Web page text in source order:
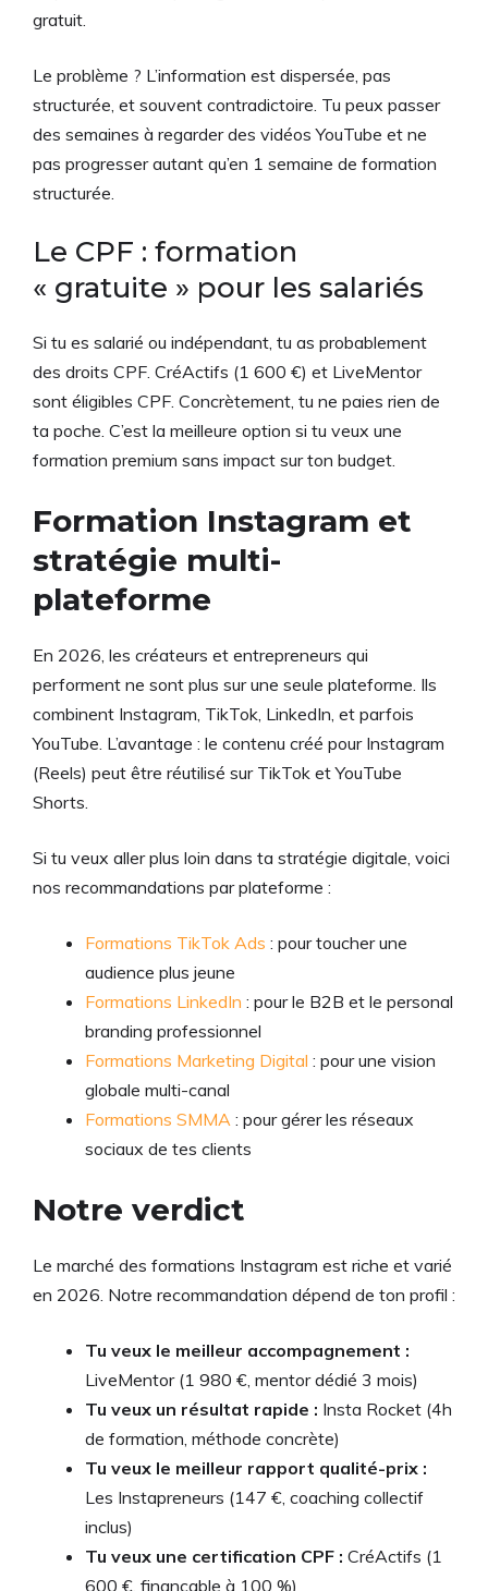
gratuit.
Le problème ? L’information est dispersée, pas
structurée, et souvent contradictoire. Tu peux passer
des semaines à regarder des vidéos YouTube et ne
pas progresser autant qu’en 1 semaine de formation
structurée.
Le CPF : formation
« gratuite » pour les salariés
Si tu es salarié ou indépendant, tu as probablement
des droits CPF. CréActifs (1 600 €) et LiveMentor
sont éligibles CPF. Concrètement, tu ne paies rien de
ta poche. C’est la meilleure option si tu veux une
formation premium sans impact sur ton budget.
Formation Instagram et
stratégie multi-
plateforme
En 2026, les créateurs et entrepreneurs qui
performent ne sont plus sur une seule plateforme. Ils
combinent Instagram, TikTok, LinkedIn, et parfois
YouTube. L’avantage : le contenu créé pour Instagram
(Reels) peut être réutilisé sur TikTok et YouTube
Shorts.
Si tu veux aller plus loin dans ta stratégie digitale, voici
nos recommandations par plateforme :
Formations TikTok Ads : pour toucher une
audience plus jeune
Formations LinkedIn : pour le B2B et le personal
branding professionnel
Formations Marketing Digital : pour une vision
globale multi-canal
Formations SMMA : pour gérer les réseaux
sociaux de tes clients
Notre verdict
Le marché des formations Instagram est riche et varié
en 2026. Notre recommandation dépend de ton profil :
Tu veux le meilleur accompagnement :
LiveMentor (1 980 €, mentor dédié 3 mois)
Tu veux un résultat rapide : Insta Rocket (4h
de formation, méthode concrète)
Tu veux le meilleur rapport qualité-prix :
Les Instapreneurs (147 €, coaching collectif
inclus)
Tu veux une certification CPF : CréActifs (1
600 €, finançable à 100 %)